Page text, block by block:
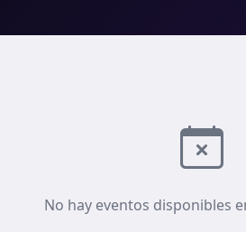
No hay eventos disponibles